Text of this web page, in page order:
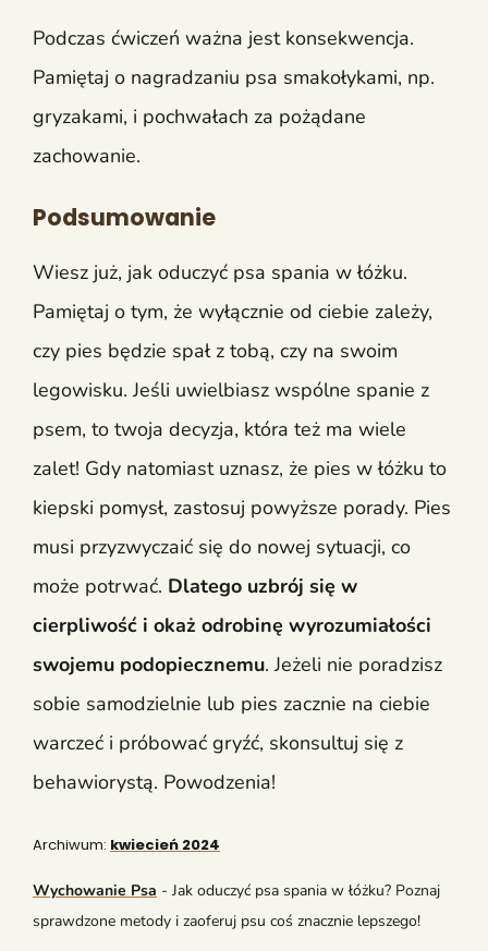
Podczas ćwiczeń ważna jest konsekwencja.
Pamiętaj o nagradzaniu psa smakołykami, np.
gryzakami, i pochwałach za pożądane
zachowanie.
Podsumowanie
Wiesz już, jak oduczyć psa spania w łóżku.
Pamiętaj o tym, że wyłącznie od ciebie zależy,
czy pies będzie spał z tobą, czy na swoim
legowisku. Jeśli uwielbiasz wspólne spanie z
psem, to twoja decyzja, która też ma wiele
zalet! Gdy natomiast uznasz, że pies w łóżku to
kiepski pomysł, zastosuj powyższe porady. Pies
musi przyzwyczaić się do nowej sytuacji, co
może potrwać. Dlatego uzbrój się w
cierpliwość i okaż odrobinę wyrozumiałości
swojemu podopiecznemu. Jeżeli nie poradzisz
sobie samodzielnie lub pies zacznie na ciebie
warczeć i próbować gryźć, skonsultuj się z
behawiorystą. Powodzenia!
Archiwum: kwiecień 2024
Wychowanie Psa - Jak oduczyć psa spania w łóżku? Poznaj
sprawdzone metody i zaoferuj psu coś znacznie lepszego!